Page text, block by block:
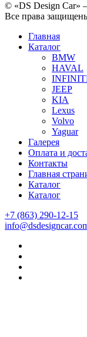
© «DS Design Car»
Все права
Главная
Каталог
BMW
HAVAL
JEEP
KIA
Lexus
Volvo
Yaguar
Галерея
Оплата и
Контакты
Главная
Каталог
Каталог
+7 (863) 290-12-15